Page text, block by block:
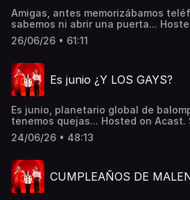
Amigas, antes memorizábamos
sabemos ni abrir una puerta... Hosted on Acast. See
acast.com/privacy for more
26/06/26 • 61:11
Es junio ¿Y LOS GAYS?
Es junio, planetario global de
tenemos quejas... Hosted on Acast.
for more information.
24/06/26 • 48:13
CUMPLEAÑOS DE